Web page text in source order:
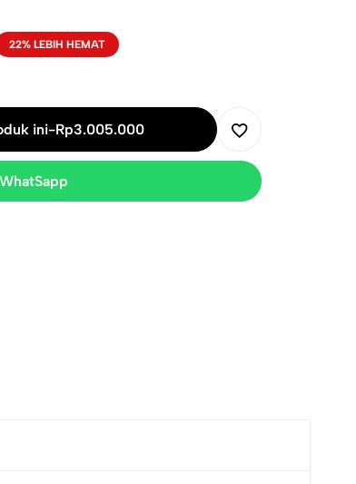
22% LEBIH HEMAT
ini-Rp3.005.000